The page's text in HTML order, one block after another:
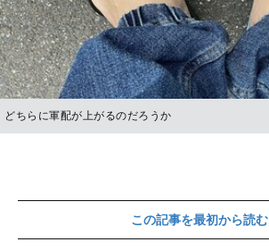
どちらに軍配が上がるのだろうか
この記事を最初から読む